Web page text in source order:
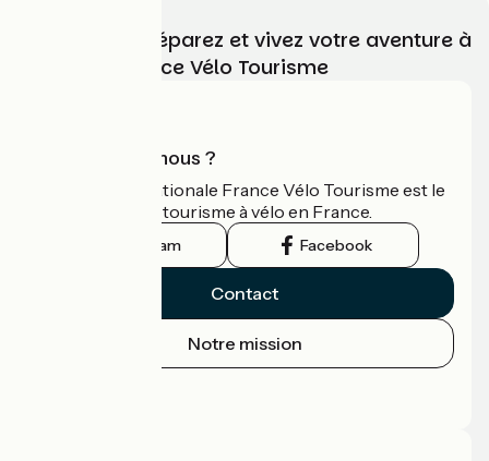
Choisissez, préparez et vivez votre aventure à
vélo avec France Vélo Tourisme
Qui sommes-nous ?
L'association nationale France Vélo Tourisme est le
guide officiel du tourisme à vélo en France.
Instagram Facebook
Contact
Notre mission